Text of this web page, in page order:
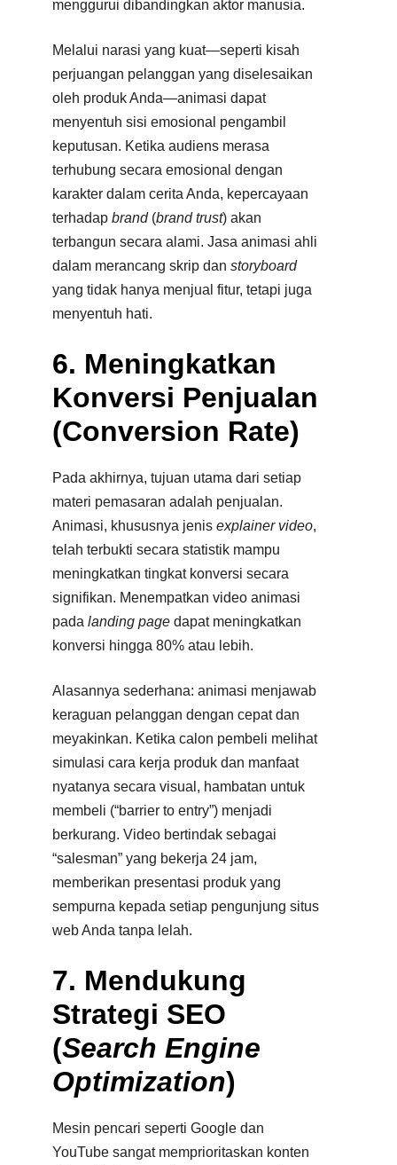
menggurui dibandingkan aktor manusia.​
Melalui narasi yang kuat—seperti kisah
perjuangan pelanggan yang diselesaikan
oleh produk Anda—animasi dapat
menyentuh sisi emosional pengambil
keputusan. Ketika audiens merasa
terhubung secara emosional dengan
karakter dalam cerita Anda, kepercayaan
terhadapbrand(brand trust) akan
terbangun secara alami. Jasa animasi ahli
dalam merancang skrip danstoryboard
yang tidak hanya menjual fitur, tetapi juga
menyentuh hati.
6. Meningkatkan
Konversi Penjualan
(Conversion Rate)
Pada akhirnya, tujuan utama dari setiap
materi pemasaran adalah penjualan.
Animasi, khususnya jenisexplainer video,
telah terbukti secara statistik mampu
meningkatkan tingkat konversi secara
signifikan. Menempatkan video animasi
padalanding page dapat meningkatkan
konversi hingga 80% atau lebih.
Alasannya sederhana: animasi menjawab
keraguan pelanggan dengan cepat dan
meyakinkan. Ketika calon pembeli melihat
simulasi cara kerja produk dan manfaat
nyatanya secara visual, hambatan untuk
membeli (“barrier to entry”) menjadi
berkurang. Video bertindak sebagai
“salesman” yang bekerja 24 jam,
memberikan presentasi produk yang
sempurna kepada setiap pengunjung situs
web Anda tanpa lelah.
7. Mendukung
Strategi SEO
(Search Engine
Optimization)
Mesin pencari seperti Google dan
YouTube sangat memprioritaskan konten